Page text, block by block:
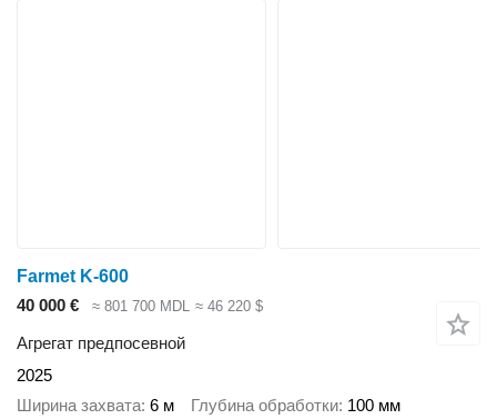
Farmet K-600
40 000 €
≈ 801 700 MDL ≈ 46 220 $
Агрегат предпосевной
2025
Ширина захвата 6 м Глубина обработки 100 мм